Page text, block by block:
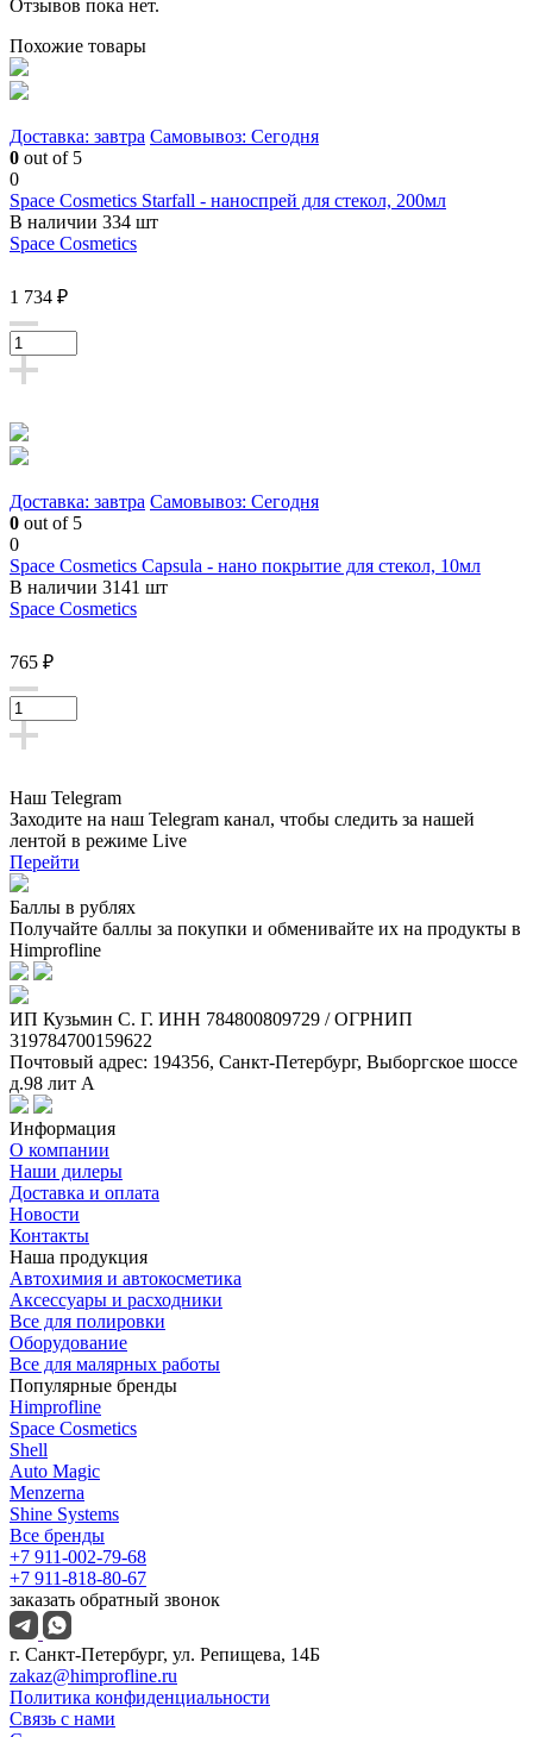
Отзывов пока нет.
Похожие товары
Доставка: завтра Самовывоз: Сегодня
0 out of 5
0
Space Cosmetics Starfall - наноспрей для стекол, 200мл
В наличии 334 шт
Space Cosmetics
1 734 ₽
Доставка: завтра Самовывоз: Сегодня
0 out of 5
0
Space Cosmetics Capsula - нано покрытие для стекол, 10мл
В наличии 3141 шт
Space Cosmetics
765 ₽
Наш Telegram
Заходите на наш Telegram канал, чтобы следить за нашей
лентой в режиме Live
Перейти
Баллы в рублях
Получайте баллы за покупки и обменивайте их на продукты в
Himprofline
ИП Кузьмин C. Г. ИНН 784800809729 / ОГРНИП
319784700159622
Почтовый адрес: 194356, Санкт-Петербург, Выборгское шоссе
д.98 лит А
Информация
О компании
Наши дилеры
Доставка и оплата
Новости
Контакты
Наша продукция
Автохимия и автокосметика
Аксессуары и расходники
Все для полировки
Оборудование
Все для малярных работы
Популярные бренды
Himprofline
Space Cosmetics
Shell
Auto Magic
Menzerna
Shine Systems
Все бренды
+7 911-002-79-68
+7 911-818-80-67
заказать обратный звонок
г. Санкт-Петербург, ул. Репищева, 14Б
zakaz@himprofline.ru
Политика конфиденциальности
Связь с нами